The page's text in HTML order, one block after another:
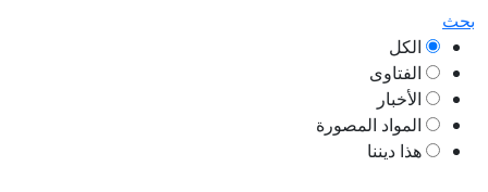
بحث
الكل
الفتاوى
الأخبار
المواد المصورة
هذا ديننا